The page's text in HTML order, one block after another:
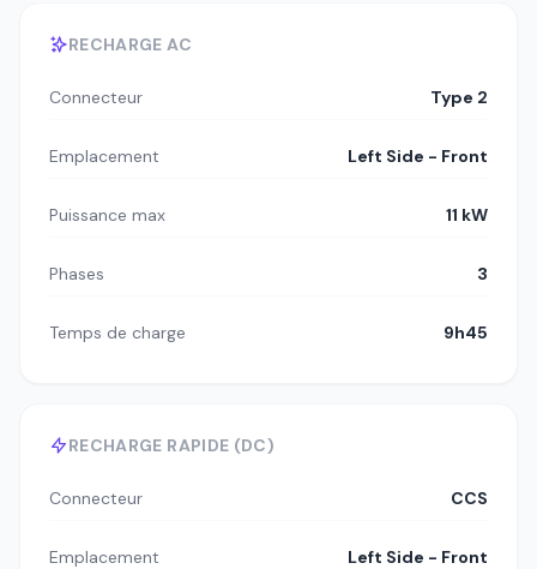
RECHARGE AC
Connecteur Type 2
Emplacement Left Side - Front
Puissance max 11 kW
Phases 3
Temps de charge 9h45
RECHARGE RAPIDE (DC)
Connecteur CCS
Emplacement Left Side - Front